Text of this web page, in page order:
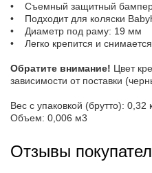
• Съемный защитный
• Подходит для коляски
• Диаметр под раму: 19 мм
• Легко крепится и снимается
Обратите внимание! Цвет
зависимости от поставки
Вес с упаковкой (брутто): 0,32
Объем: 0,006 м3
Отзывы